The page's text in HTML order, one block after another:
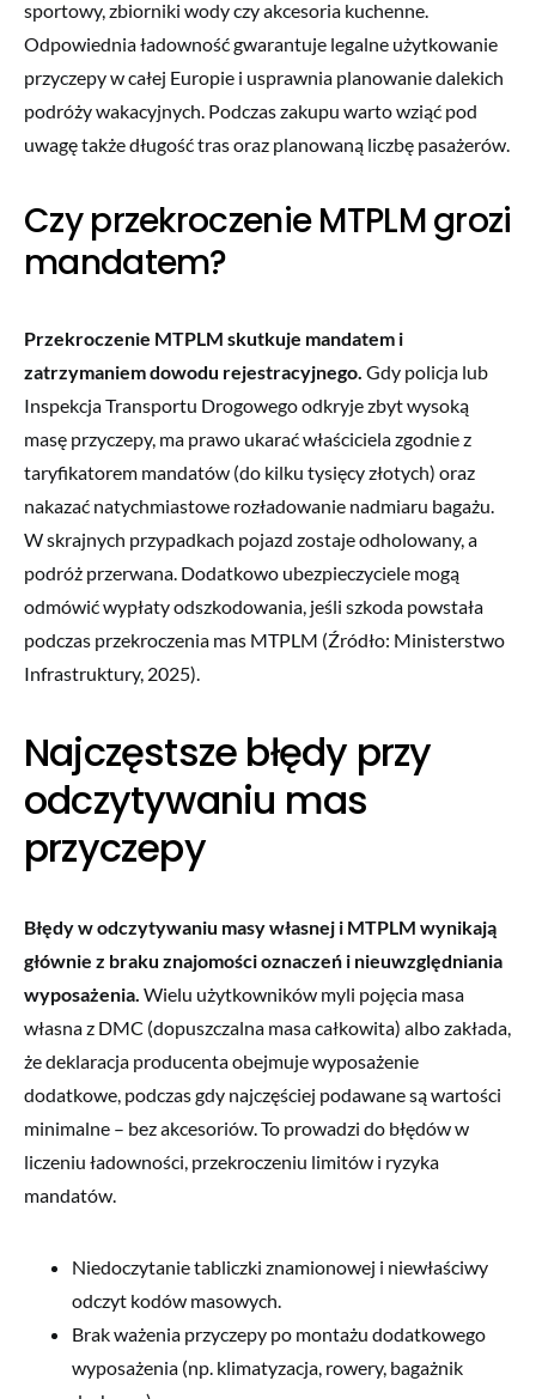
sportowy, zbiorniki wody czy akcesoria kuchenne.
Odpowiednia ładowność gwarantuje legalne użytkowanie
przyczepy w całej Europie i usprawnia planowanie dalekich
podróży wakacyjnych. Podczas zakupu warto wziąć pod
uwagę także długość tras oraz planowaną liczbę pasażerów.
Czy przekroczenie MTPLM grozi
mandatem?
Przekroczenie MTPLM skutkuje mandatem i
zatrzymaniem dowodu rejestracyjnego. Gdy policja lub
Inspekcja Transportu Drogowego odkryje zbyt wysoką
masę przyczepy, ma prawo ukarać właściciela zgodnie z
taryfikatorem mandatów (do kilku tysięcy złotych) oraz
nakazać natychmiastowe rozładowanie nadmiaru bagażu.
W skrajnych przypadkach pojazd zostaje odholowany, a
podróż przerwana. Dodatkowo ubezpieczyciele mogą
odmówić wypłaty odszkodowania, jeśli szkoda powstała
podczas przekroczenia mas MTPLM (Źródło: Ministerstwo
Infrastruktury, 2025).
Najczęstsze błędy przy
odczytywaniu mas
przyczepy
Błędy w odczytywaniu masy własnej i MTPLM wynikają
głównie z braku znajomości oznaczeń i nieuwzględniania
wyposażenia. Wielu użytkowników myli pojęcia masa
własna z DMC (dopuszczalna masa całkowita) albo zakłada,
że deklaracja producenta obejmuje wyposażenie
dodatkowe, podczas gdy najczęściej podawane są wartości
minimalne – bez akcesoriów. To prowadzi do błędów w
liczeniu ładowności, przekroczeniu limitów i ryzyka
mandatów.
Niedoczytanie tabliczki znamionowej i niewłaściwy
odczyt kodów masowych.
Brak ważenia przyczepy po montażu dodatkowego
wyposażenia (np. klimatyzacja, rowery, bagażnik